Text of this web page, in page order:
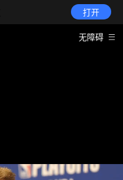
打开
无障碍